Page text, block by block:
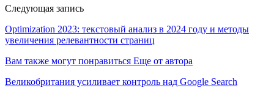
Следующая запись
Optimization 2023: текстовый анализ в 2024 году и методы
увеличения релевантности страниц
Вам также могут понравиться Еще от автора
Великобритания усиливает контроль над Google Search